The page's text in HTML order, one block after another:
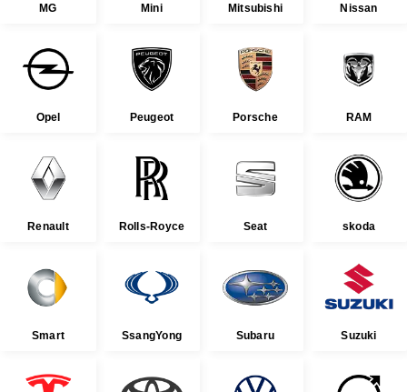
MG Mini Mitsubishi Nissan
Opel Peugeot Porsche RAM
Renault Rolls-Royce Seat skoda
Smart SsangYong Subaru Suzuki